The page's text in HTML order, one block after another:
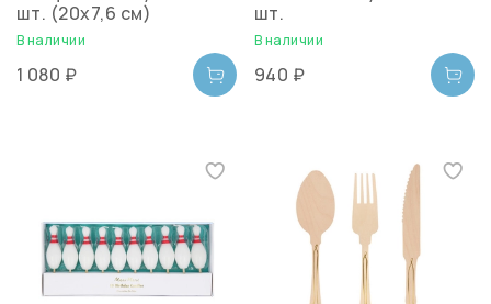
шт. (20х7,6 см)
В наличии
1 080 ₽
шт.
В наличии
940 ₽